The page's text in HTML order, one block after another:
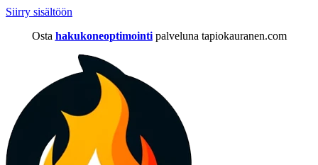
Siirry sisältöön
Osta hakukoneoptimointi palveluna tapiokauranen.com